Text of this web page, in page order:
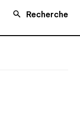
Recherche